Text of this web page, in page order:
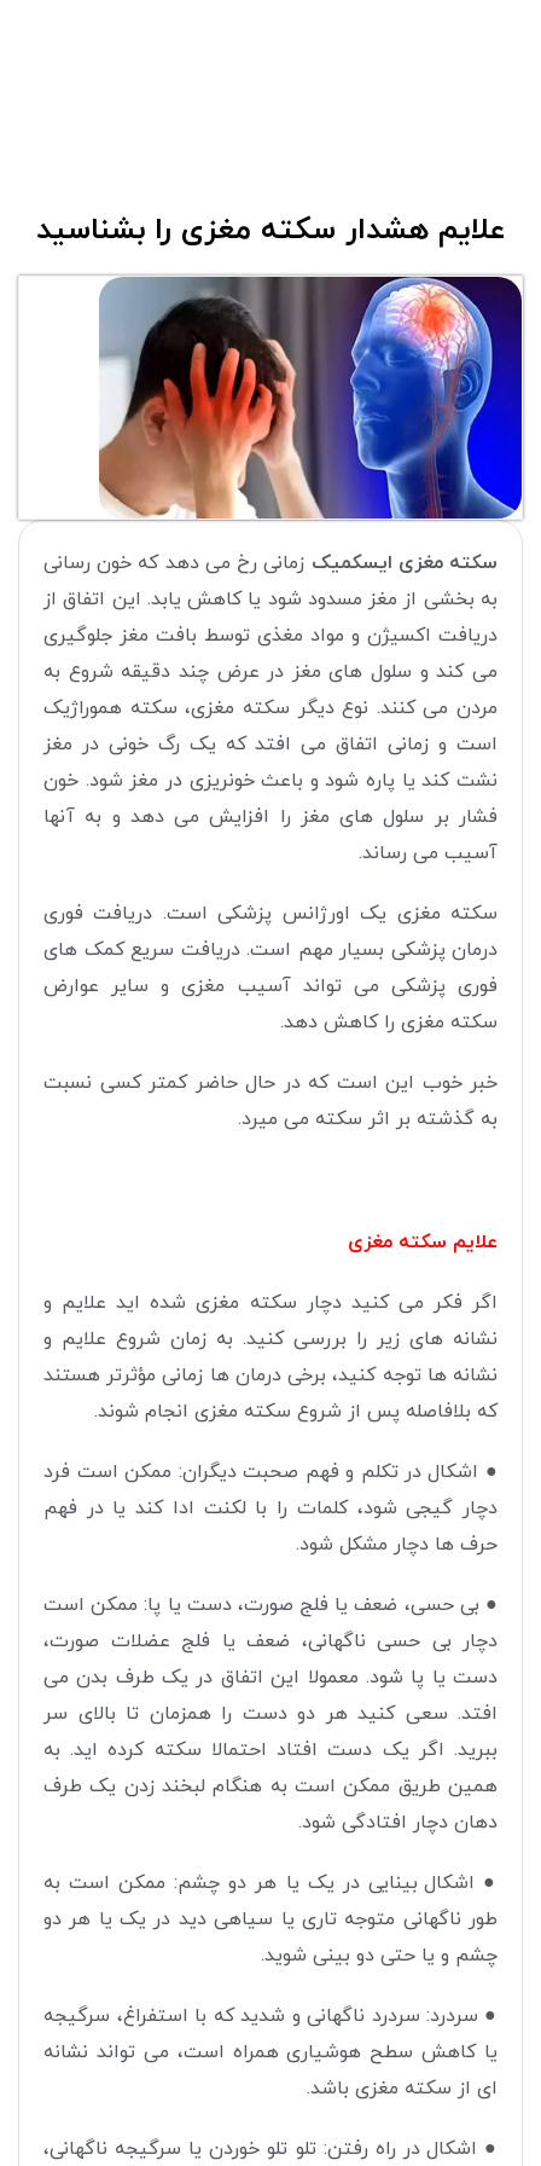
علایم هشدار سکته مغزی را بشناسید
سکته مغزی ایسکمیک زمانی رخ می دهد که خون رسانی
به بخشی از مغز مسدود شود یا کاهش یابد. این اتفاق از
دریافت اکسیژن و مواد مغذی توسط بافت مغز جلوگیری
می کند و سلول های مغز در عرض چند دقیقه شروع به
مردن می کنند. نوع دیگر سکته مغزی، سکته هموراژیک
است و زمانی اتفاق می افتد که یک رگ خونی در مغز
نشت کند یا پاره شود و باعث خونریزی در مغز شود. خون
فشار بر سلول های مغز را افزایش می دهد و به آنها
آسیب می رساند.
سکته مغزی یک اورژانس پزشکی است. دریافت فوری
درمان پزشکی بسیار مهم است. دریافت سریع کمک های
فوری پزشکی می تواند آسیب مغزی و سایر عوارض
سکته مغزی را کاهش دهد.
خبر خوب این است که در حال حاضر کمتر کسی نسبت
به گذشته بر اثر سکته می میرد.
علایم سکته مغزی
اگر فکر می کنید دچار سکته مغزی شده اید علایم و
نشانه های زیر را بررسی کنید. به زمان شروع علایم و
نشانه ها توجه کنید، برخی درمان ها زمانی مؤثرتر هستند
که بلافاصله پس از شروع سکته مغزی انجام شوند.
● اشکال در تکلم و فهم صحبت دیگران: ممکن است فرد
دچار گیجی شود، کلمات را با لکنت ادا کند یا در فهم
حرف ها دچار مشکل شود.
● بی حسی، ضعف یا فلج صورت، دست یا پا: ممکن است
دچار بی حسی ناگهانی، ضعف یا فلج عضلات صورت،
دست یا پا شود. معمولا این اتفاق در یک طرف بدن می
افتد. سعی کنید هر دو دست را همزمان تا بالای سر
ببرید. اگر یک دست افتاد احتمالا سکته کرده اید. به
همین طریق ممکن است به هنگام لبخند زدن یک طرف
دهان دچار افتادگی شود.
● اشکال بینایی در یک یا هر دو چشم: ممکن است به
طور ناگهانی متوجه تاری یا سیاهی دید در یک یا هر دو
چشم و یا حتی دو بینی شوید.
● سردرد: سردرد ناگهانی و شدید که با استفراغ، سرگیجه
یا کاهش سطح هوشیاری همراه است، می تواند نشانه
ای از سکته مغزی باشد.
● اشکال در راه رفتن: تلو تلو خوردن یا سرگیجه ناگهانی،